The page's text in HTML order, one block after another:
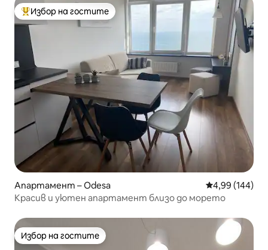
Най-популярен избор на гостите
Избор на гостите
Апартамент – Odesa Средна
4,99 (144)
Красив и уютен апартамент близо до морето
Избор на гостите
Избор на гостите